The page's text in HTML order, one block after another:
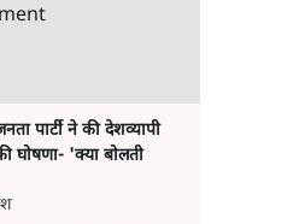
पार्टी ने की देशव्यापी
घोषणा- 'क्या बोलती